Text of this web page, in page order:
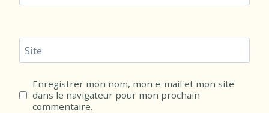
Site
Enregistrer mon nom, mon e-mail et mon site
dans le navigateur pour mon prochain
commentaire.